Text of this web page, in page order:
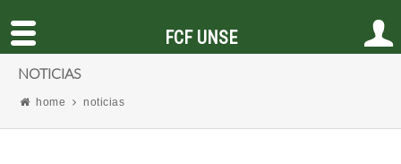
NOTICIAS
home noticias
FCF UNSE